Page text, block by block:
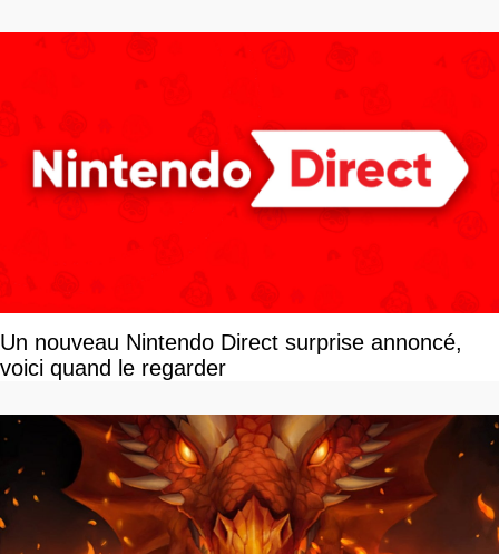
Un nouveau Nintendo Direct surprise annoncé,
voici quand le regarder